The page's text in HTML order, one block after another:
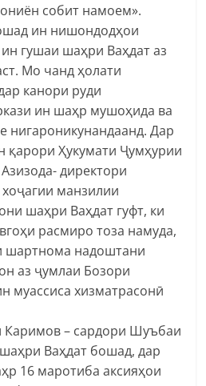
собит намоем».
ин нишондодҳои
гушаи шаҳри Ваҳдат аз
Мо чанд ҳолати
канори руди
ин шаҳр мушоҳида ва
нигароникунандаанд. Дар
қарори Ҳукумати Ҷумҳурии
директори
манзилии
шаҳри Ваҳдат гуфт, ки
расмиро тоза намуда,
шартнома надоштани
аз ҷумлаи Бозори
муассиса хизматрасонӣ
Каримов – сардори Шуъбаи
Ваҳдат бошад, дар
16 маротиба аксияҳои